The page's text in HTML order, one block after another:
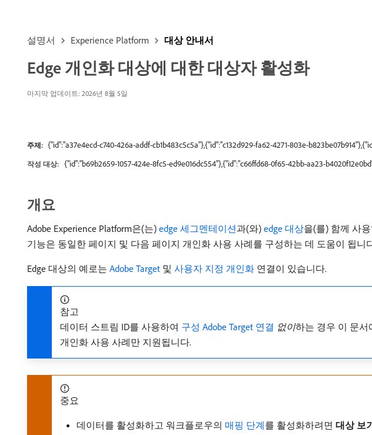
설명서 Experience Platform 대상 안내서
Edge 개인화 대상에 대한 대상자 활성화
마지막 업데이트: 2026년 8월 5일
주제: {"id":"a37e4ecd-c740-426a-addf-cb1b483c5c5a"},{"id":"c132d929-fa62-4271-803e-
작성 대상: {"id":"b69b2659-1057-424e-8fc5-ed9e016dc554"},{"id":"c66ffd68-0f65-42bb-aa23-
개요
Adobe Experience Platform은(는) edge 세그멘테이션과(와) edge 대상을(를) 함께 사
기능은 동일한 페이지 및 다음 페이지 개인화 사용 사례를 구성하는 데 도움이 됩니
Edge 대상의 예로는 Adobe Target 및 사용자 지정 개인화 연결이 있습니다.
참고
데이터 스트림 ID를 사용하여 구성 Adobe Target 연결 없이하는 경우 이 문서
개인화 사용 사례만 지원됩니다.
중요
데이터를 활성화하고 워크플로우의 매핑 단계를 활성화하려면 대상 보